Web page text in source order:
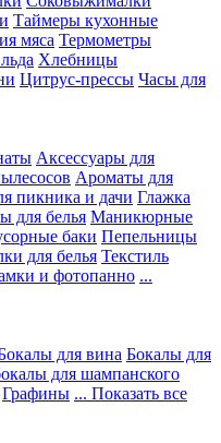
Таймеры кухонные
мяса Термометры
Хлебницы
Цитрус-прессы Часы для
Аксессуары для
Ароматы для
пикника и дачи Глажка
для белья Маникюрные
баки Пепельницы
для белья Текстиль
и фотопанно ...
для вина Бокалы для
для шампанского
Графины ... Показать все